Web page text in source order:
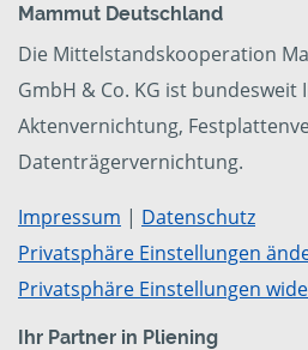
Mammut Deutschland
Die Mittelstandskooperation
GmbH & Co. KG ist
Aktenvernichtung,
Datenträgervernichtung.
Impressum | Datenschutz
Privatsphäre Einstellungen
Privatsphäre Einstellungen
Ihr Partner in Pliening